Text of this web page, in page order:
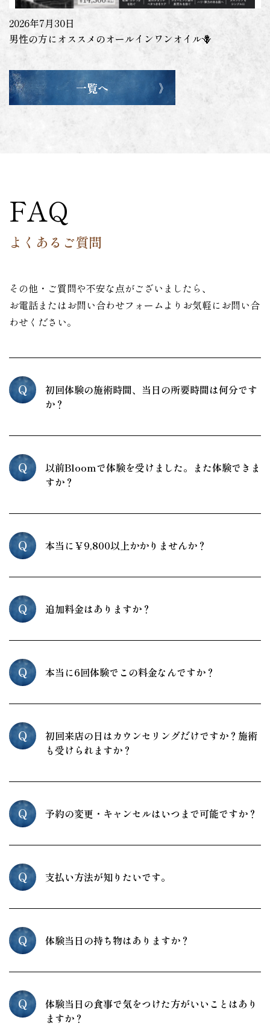
2026年7月30日
男性の方にオススメのオールインワンオイル🪻
一覧へ
FAQ
よくあるご質問
その他・ご質問や不安な点がございましたら、
お電話またはお問い合わせフォームよりお気軽にお問い合
わせください。
Q
初回体験の施術時間、当日の所要時間は何分です
か？
Q
以前Bloomで体験を受けました。また体験できま
すか？
Q 本当に￥9,800以上かかりませんか？
Q 追加料金はありますか？
Q 本当に6回体験でこの料金なんですか？
Q
初回来店の日はカウンセリングだけですか？施術
も受けられますか？
Q 予約の変更・キャンセルはいつまで可能ですか？
Q 支払い方法が知りたいです。
Q 体験当日の持ち物はありますか？
Q
体験当日の食事で気をつけた方がいいことはあり
ますか？